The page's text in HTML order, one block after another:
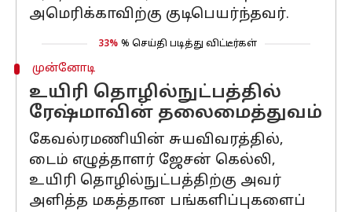
அமெரிக்காவிற்கு குடிபெயர்ந்தவர்.
33% % செய்தி படித்து விட்டீர்கள்
முன்னோடி
உயிரி தொழில்நுட்பத்தில்
ரேஷ்மாவின் தலைமைத்துவம்
கேவல்ரமணியின் சுயவிவரத்தில்,
டைம் எழுத்தாளர் ஜேசன் கெல்லி,
உயிரி தொழில்நுட்பத்திற்கு அவர்
அளித்த மகத்தான பங்களிப்புகளைப்